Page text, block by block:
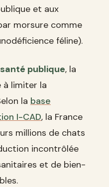
et aux
morsure comme
féline).
santé publique, la
limiter la
la base
I-CAD, la France
millions de chats
incontrôlée
et de bien-